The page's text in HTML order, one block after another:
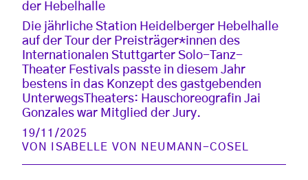
der Hebelhalle
Die jährliche Station Heidelberger Hebelhalle
auf der Tour der Preisträger*innen des
Internationalen Stuttgarter Solo-Tanz-
Theater Festivals passte in diesem Jahr
bestens in das Konzept des gastgebenden
UnterwegsTheaters: Hauschoreografin Jai
Gonzales war Mitglied der Jury.
19/11/2025
VON
ISABELLE VON NEUMANN-COSEL